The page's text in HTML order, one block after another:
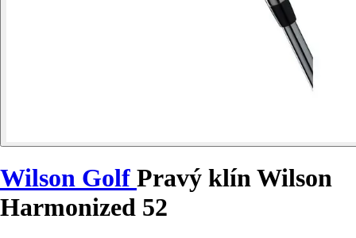
Wilson Golf Pravý klín Wilson
Harmonized 52